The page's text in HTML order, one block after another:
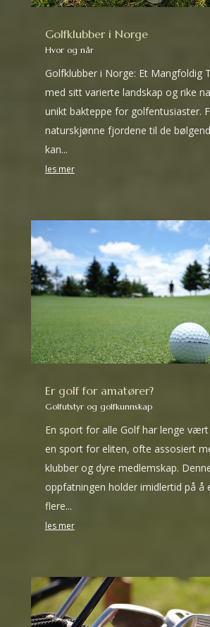
Golfklubber i Norge
Hvor og når
Golfklubber i Norge: Et Mangfoldig
med sitt varierte landskap og rike
unikt bakteppe for golfentusiaster.
naturskjønne fjordene til de
kan...
les mer
Er golf for amatører?
Golfutstyr og golfkunnskap
En sport for alle Golf har lenge
en sport for eliten, ofte assosiert
klubber og dyre medlemskap.
oppfatningen holder imidlertid på å
flere...
les mer